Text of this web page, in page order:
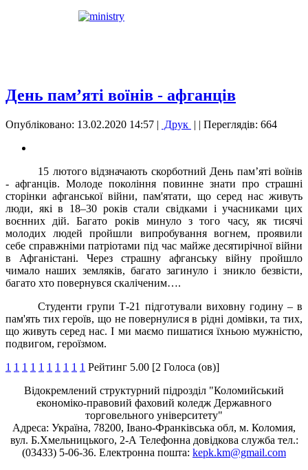
День пам’яті воїнів - афганців
Опубліковано: 13.02.2020 14:57 | Друк | | Переглядів: 664
15 лютого відзначають скорботний День пам’яті воїнів
- афганців. Молоде покоління повинне знати про страшні
сторінки афганської війни, пам'ятати, що серед нас живуть
люди, які в 18–30 років стали свідками і учасниками цих
воєнних дій. Багато років минуло з того часу, як тисячі
молодих людей пройшли випробування вогнем, проявили
себе справжніми патріотами під час майже десятирічної війни
в Афганістані. Через страшну афганську війну пройшло
чимало наших земляків, багато загинуло і зникло безвісти,
багато хто повернувся скаліченим….
Студенти групи Т-21 підготували виховну годину – в
пам'ять тих героїв, що не повернулися в рідні домівки, та тих,
що живуть серед нас. І ми маємо пишатися їхньою мужністю,
подвигом, героїзмом.
1 1 1 1 1 1 1 1 1 1 Рейтинг 5.00 [2 Голоса (ов)]
Відокремлений структурний підрозділ "Коломийський
економіко-правовий фаховий коледж Державного
торговельного університету"
Адреса: Україна, 78200, Івано-Франківська обл, м. Коломия,
вул. Б.Хмельницького, 2-А Телефонна довідкова служба тел.:
(03433) 5-06-36. Електронна пошта: kepk.km@gmail.com